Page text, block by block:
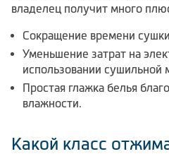
владелец получит много
Сокращение времени сушки
Уменьшение затрат на
использовании сушильной
Простая глажка белья
влажности.
Какой класс